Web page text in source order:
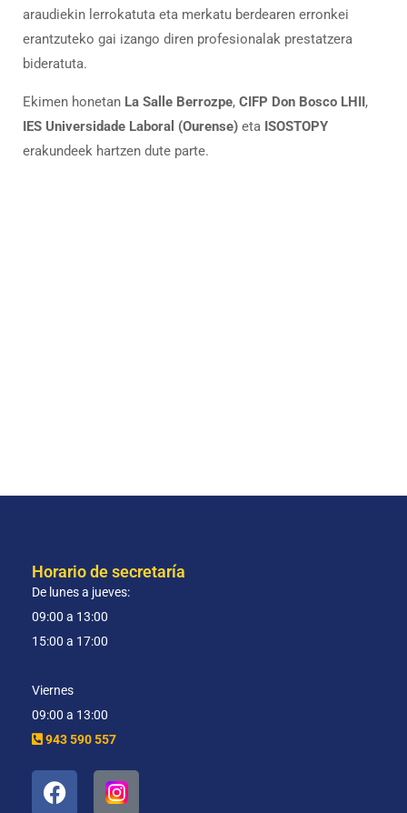
araudiekin lerrokatuta eta merkatu berdearen erronkei
erantzuteko gai izango diren profesionalak prestatzera
bideratuta.
Ekimen honetan La Salle Berrozpe, CIFP Don Bosco LHII,
IES Universidade Laboral (Ourense) eta ISOSTOPY
erakundeek hartzen dute parte.
Horario de secretaría
De lunes a jueves:
09:00 a 13:00
15:00 a 17:00
Viernes
09:00 a 13:00
943 590 557